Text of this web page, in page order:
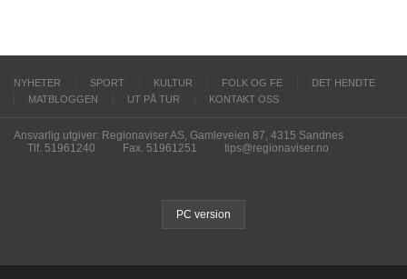
NYHETER SPORT KULTUR FOLK OG FE
DET HENDTE
MATBLOGGEN
UT PÅ TUR KONTAKT OSS
Ansvarlig utgiver: Regionaviser AS, Gamleveien 87, 4315 Sandnes
Tlf. 51961240
Fax. 51961251 tips@regionaviser.no
PC version